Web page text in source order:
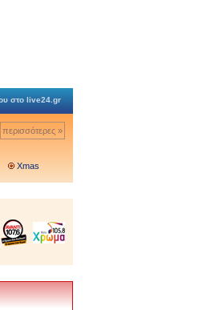
στο live24.gr
περισσότερες »
Xmas